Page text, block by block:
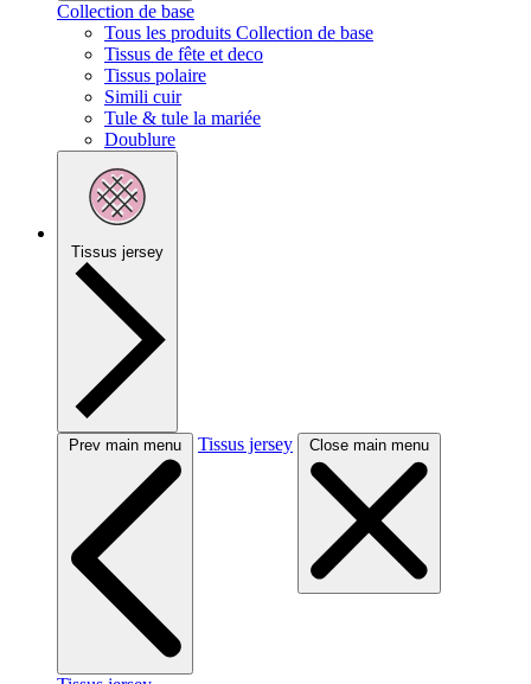
Collection de base
Tous les produits Collection de base
Tissus de fête et deco
Tissus polaire
Simili cuir
Tule & tule la mariée
Doublure
Tissus jersey
Prev main menu Tissus jersey Close main menu